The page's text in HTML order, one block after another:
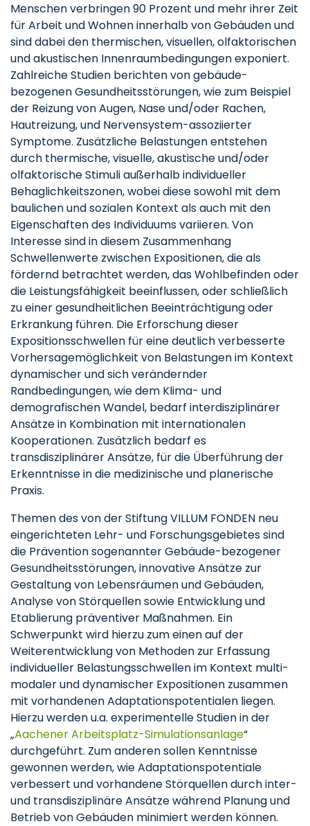
Menschen verbringen 90 Prozent und mehr ihrer Zeit
für Arbeit und Wohnen innerhalb von Gebäuden und
sind dabei den thermischen, visuellen, olfaktorischen
und akustischen Innenraumbedingungen exponiert.
Zahlreiche Studien berichten von gebäude-
bezogenen Gesundheitsstörungen, wie zum Beispiel
der Reizung von Augen, Nase und/oder Rachen,
Hautreizung, und Nervensystem-assoziierter
Symptome. Zusätzliche Belastungen entstehen
durch thermische, visuelle, akustische und/oder
olfaktorische Stimuli außerhalb individueller
Behaglichkeitszonen, wobei diese sowohl mit dem
baulichen und sozialen Kontext als auch mit den
Eigenschaften des Individuums variieren. Von
Interesse sind in diesem Zusammenhang
Schwellenwerte zwischen Expositionen, die als
fördernd betrachtet werden, das Wohlbefinden oder
die Leistungsfähigkeit beeinflussen, oder schließlich
zu einer gesundheitlichen Beeinträchtigung oder
Erkrankung führen. Die Erforschung dieser
Expositionsschwellen für eine deutlich verbesserte
Vorhersagemöglichkeit von Belastungen im Kontext
dynamischer und sich verändernder
Randbedingungen, wie dem Klima- und
demografischen Wandel, bedarf interdisziplinärer
Ansätze in Kombination mit internationalen
Kooperationen. Zusätzlich bedarf es
transdisziplinärer Ansätze, für die Überführung der
Erkenntnisse in die medizinische und planerische
Praxis.
Themen des von der Stiftung VILLUM FONDEN neu
eingerichteten Lehr- und Forschungsgebietes sind
die Prävention sogenannter Gebäude-bezogener
Gesundheitsstörungen, innovative Ansätze zur
Gestaltung von Lebensräumen und Gebäuden,
Analyse von Störquellen sowie Entwicklung und
Etablierung präventiver Maßnahmen. Ein
Schwerpunkt wird hierzu zum einen auf der
Weiterentwicklung von Methoden zur Erfassung
individueller Belastungsschwellen im Kontext multi-
modaler und dynamischer Expositionen zusammen
mit vorhandenen Adaptationspotentialen liegen.
Hierzu werden u.a. experimentelle Studien in der
„Aachener Arbeitsplatz-Simulationsanlage“
durchgeführt. Zum anderen sollen Kenntnisse
gewonnen werden, wie Adaptationspotentiale
verbessert und vorhandene Störquellen durch inter-
und transdisziplinäre Ansätze während Planung und
Betrieb von Gebäuden minimiert werden können.